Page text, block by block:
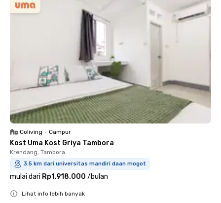
Coliving • Campur
Kost Uma Kost Griya Tambora
Krendang, Tambora
3.5 km dari universitas mandiri daan mogot
mulai dari Rp1.918.000 /bulan
Lihat info lebih banyak